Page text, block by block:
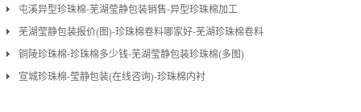
屯溪异型珍珠棉-芜湖莹静包装销售-异型珍珠棉加工
芜湖莹静包装报价(图)-珍珠棉卷料哪家好-芜湖珍珠棉卷料
铜陵珍珠棉-珍珠棉多少钱-芜湖莹静包装珍珠棉(多图)
宣城珍珠棉-莹静包装(在线咨询)-珍珠棉内衬